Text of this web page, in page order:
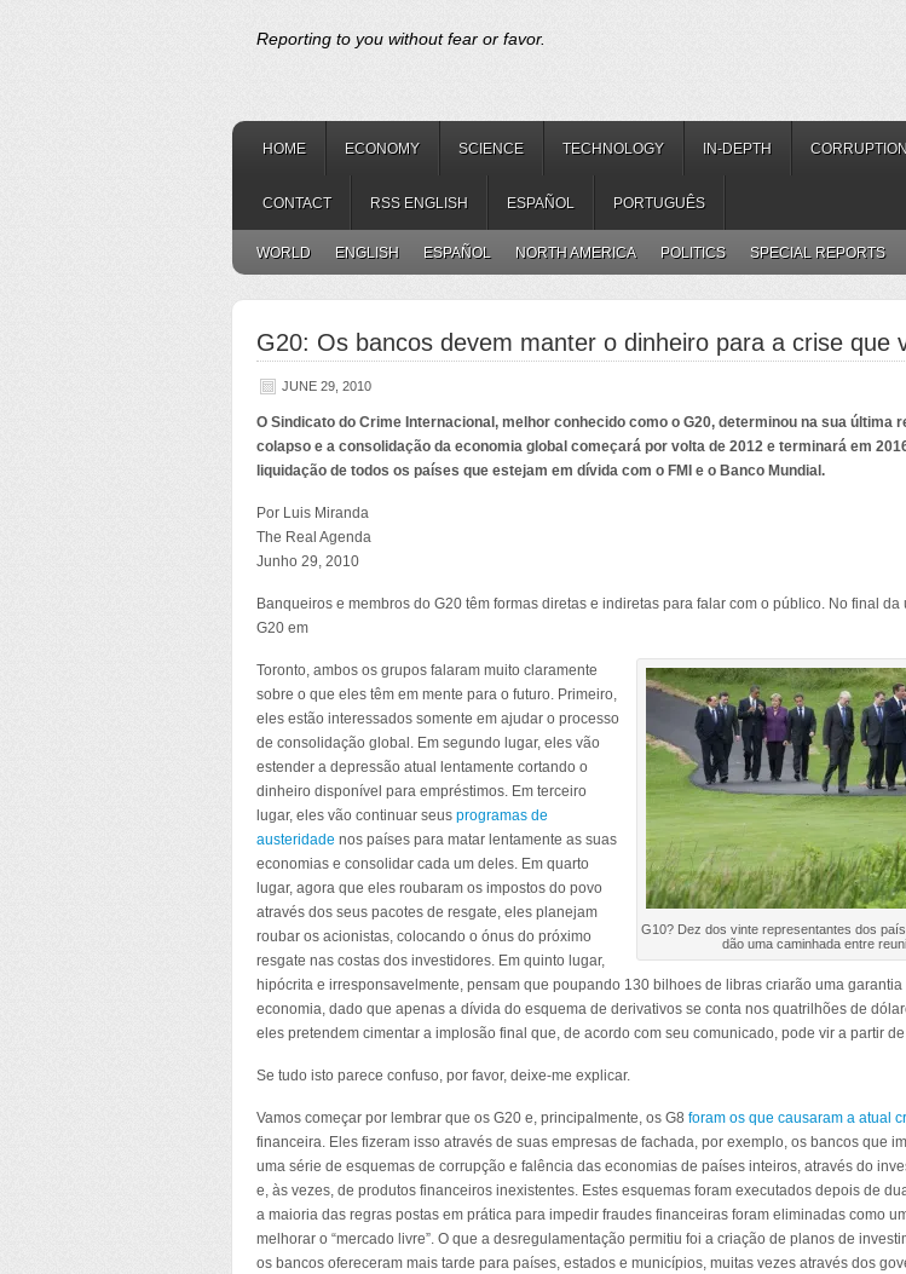
Reporting to you without fear or favor.
HOME ECONOMY SCIENCE TECHNOLOGY IN-DEPTH
CONTACT RSS ENGLISH ESPAÑOL PORTUGUÊS
WORLD ENGLISH ESPAÑOL NORTH AMERICA POLITICS SPECIAL REPORTS
G20: Os bancos devem manter o dinheiro para a crise que
JUNE 29, 2010
O Sindicato do Crime Internacional, melhor conhecido como o G20, determinou na sua última
colapso e a consolidação da economia global começará por volta de 2012 e terminará em
liquidação de todos os países que estejam em dívida com o FMI e o Banco Mundial.
Por Luis Miranda
The Real Agenda
Junho 29, 2010
Banqueiros e membros do G20 têm formas diretas e indiretas para falar com o público. No final
G20 em
G10? Dez dos vinte representantes dos
dão uma caminhada entre
Toronto, ambos os grupos falaram muito claramente
sobre o que eles têm em mente para o futuro. Primeiro,
eles estão interessados somente em ajudar o processo
de consolidação global. Em segundo lugar, eles vão
estender a depressão atual lentamente cortando o
dinheiro disponível para empréstimos. Em terceiro
lugar, eles vão continuar seus programas de
austeridade nos países para matar lentamente as suas
economias e consolidar cada um deles. Em quarto
lugar, agora que eles roubaram os impostos do povo
através dos seus pacotes de resgate, eles planejam
roubar os acionistas, colocando o ónus do próximo
resgate nas costas dos investidores. Em quinto lugar,
hipócrita e irresponsavelmente, pensam que poupando 130 bilhoes de libras criarão uma garantia
economia, dado que apenas a dívida do esquema de derivativos se conta nos quatrilhões de
eles pretendem cimentar a implosão final que, de acordo com seu comunicado, pode vir a partir
Se tudo isto parece confuso, por favor, deixe-me explicar.
Vamos começar por lembrar que os G20 e, principalmente, os G8 foram os que causaram a atual
financeira. Eles fizeram isso através de suas empresas de fachada, por exemplo, os bancos que
uma série de esquemas de corrupção e falência das economias de países inteiros, através do
e, às vezes, de produtos financeiros inexistentes. Estes esquemas foram executados depois de
a maioria das regras postas em prática para impedir fraudes financeiras foram eliminadas como
melhorar o “mercado livre”. O que a desregulamentação permitiu foi a criação de planos de
os bancos ofereceram mais tarde para países, estados e municípios, muitas vezes através dos